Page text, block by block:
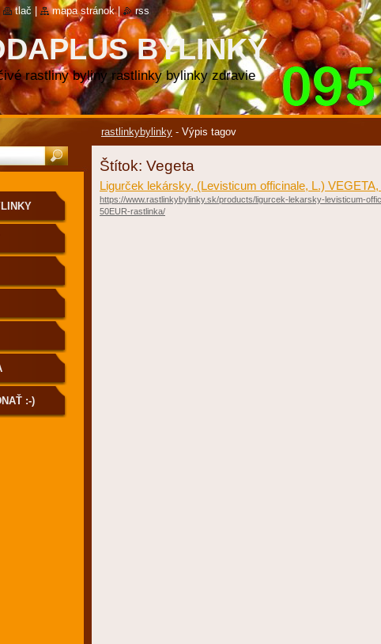
BYLINKY
rastliny byliny rastlinky bylinky zdravie
rastlinkybylinky - Výpis tagov
Štítok: Vegeta
Ligurček lekársky, (Levisticum officinale, L.)
https://www.rastlinkybylinky.sk/products/ligurcek-lekarsky-levisticum-
50EUR-rastlinka/
:-)
tlač mapa stránok | rss